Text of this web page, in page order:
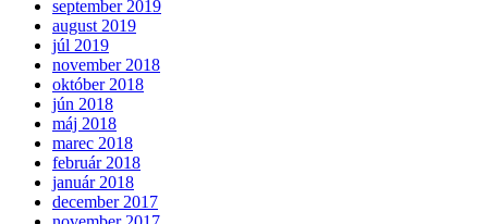
september 2019
august 2019
júl 2019
november 2018
október 2018
jún 2018
máj 2018
marec 2018
február 2018
január 2018
december 2017